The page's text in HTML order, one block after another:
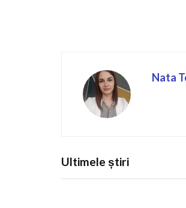
Nata
Ultimele știri